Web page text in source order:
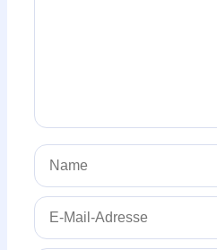
Name
E-
Mail-